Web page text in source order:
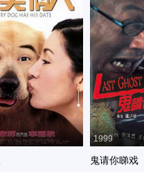
1999
鬼请你睇戏